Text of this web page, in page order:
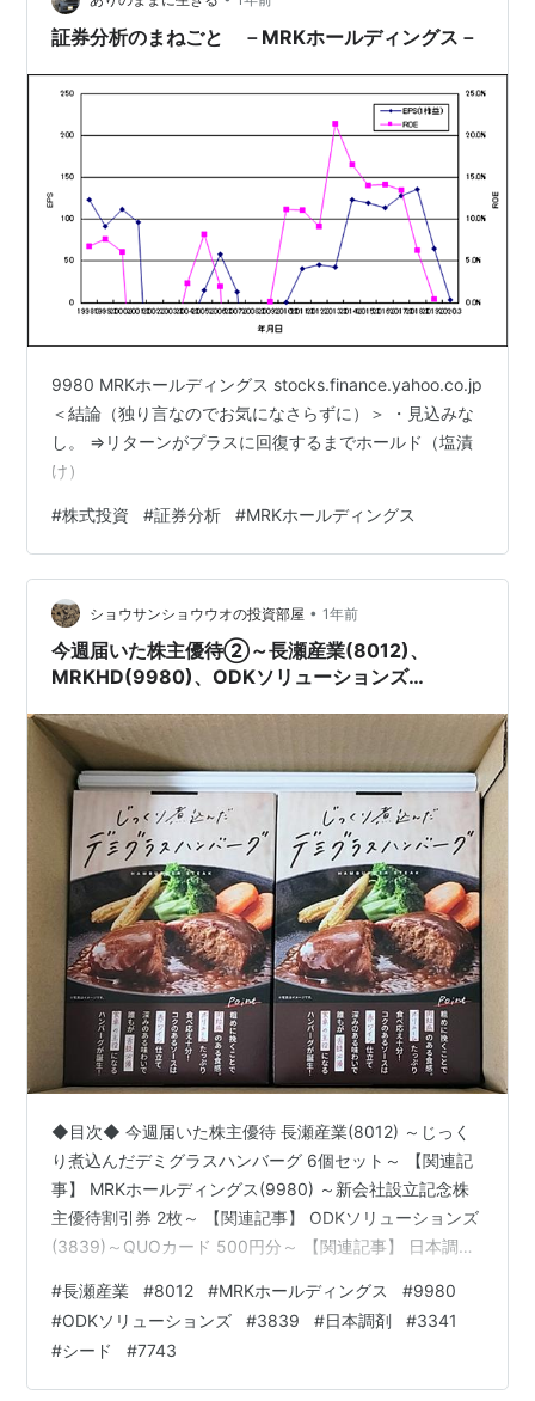
証券分析のまねごと －MRKホールディングス－
9980 MRKホールディングス stocks.finance.yahoo.co.jp
＜結論（独り言なのでお気になさらずに）＞ ・見込みな
し。 ⇒リターンがプラスに回復するまでホールド（塩漬
け）
#株式投資 #証券分析 #MRKホールディングス
ショウサンショウウオの投資部屋 • 1年前
今週届いた株主優待②～長瀬産業(8012)、
MRKHD(9980)、ODKソリューションズ
◆目次◆ 今週届いた株主優待 長瀬産業(8012) ～じっく
り煮込んだデミグラスハンバーグ 6個セット～ 【関連記
事】 MRKホールディングス(9980) ～新会社設立記念株
主優待割引券 2枚～ 【関連記事】 ODKソリューションズ
(3839)～QUOカード 500円分～ 【関連記事】 日本調剤
事】 シード(7743)～株主優待商品券 1,000円分～ 【関連
記事】 ブログをご覧頂き、ありがとうございます。 私は
「shousanshouuo」と申します。 中小型バリュー株を中
心とした長期投資スタンスで、 兼業投資家として活動し
#長瀬産業 #8012 #MRKホールディングス #9980
#ODKソリューションズ #3839 #日本調剤 #3341
#シード #7743